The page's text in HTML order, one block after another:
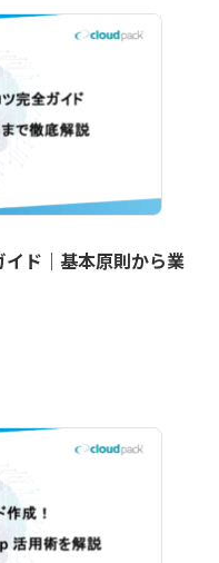
ド｜基本原則から業